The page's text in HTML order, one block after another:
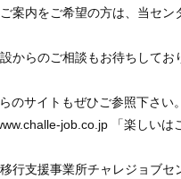
内をご希望の方は、当セン
設からのご相談もお待ちしてお
サイトもぜひご参照下さい。
job.co.jp 「楽しいは
支援事業所チャレジョブ